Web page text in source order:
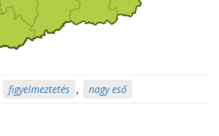
figyelmeztetés , nagy eső